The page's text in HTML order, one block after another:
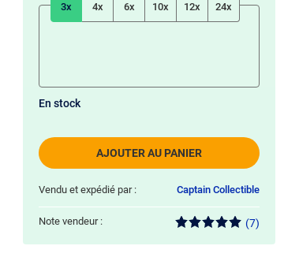
3x 4x 6x 10x 12x 24x
AJOUTER AU PANIER
En stock
Vendu et expédié par : Captain Collectible
Note vendeur : (7)